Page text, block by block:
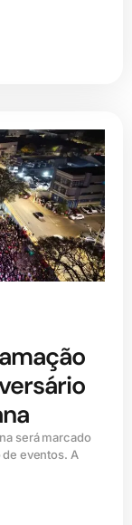
será marcado
eventos. A